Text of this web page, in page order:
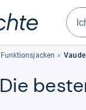
Sie
drei
Funktionsjacken
Die